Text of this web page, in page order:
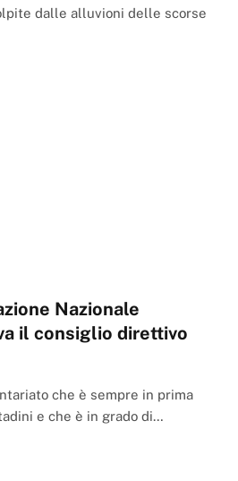
dalle alluvioni delle scorse
Nazionale
il consiglio direttivo
che è sempre in prima
e che è in grado di…